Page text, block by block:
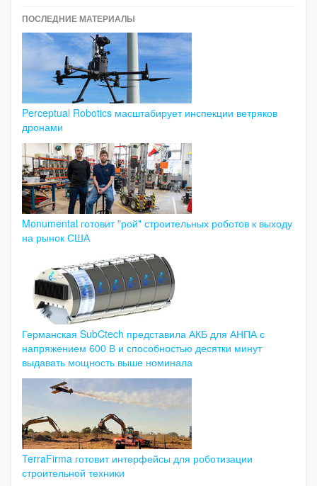
ПОСЛЕДНИЕ МАТЕРИАЛЫ
Perceptual Robotics масштабирует инспекции ветряков
дронами
Monumental готовит "рой" строительных роботов к выходу
на рынок США
Германская SubCtech представила АКБ для АНПА с
напряжением 600 В и способностью десятки минут
выдавать мощность выше номинала
TerraFirma готовит интерфейсы для роботизации
строительной техники